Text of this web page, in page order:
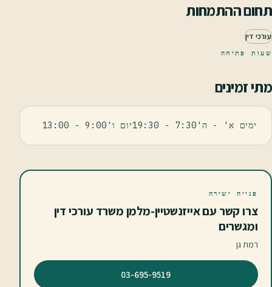
תחום ההתמחות
עורכי דין
שעות פתיחה
מתי זמינים
ימים א' - ה'7:30 - 19:30יום ו'9:00 - 13:00
פנייה ישירה
צרו קשר עם אייזנשטיין-מלמן משרד עורכי דין
ומגשרים
רמת גן
⁦03-695-9519⁩